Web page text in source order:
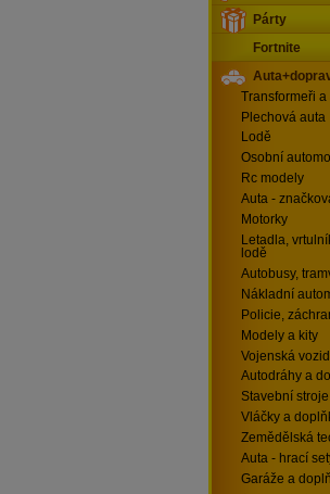
Párty
Fortnite
Transformeři a
Plechová auta
Lodě
Osobní
Rc modely
Auta -
Motorky
Letadla,
lodě
Autobusy,
Nákladní
Policie,
Modely a kity
Vojenská
Autodráhy a
Stavební stroje
Vláčky a
Zemědělská
Auta - hrací
Garáže a